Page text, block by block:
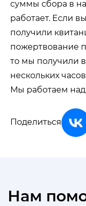
суммы сбора в
работает. Если
получили
пожертвование
то мы получили
нескольких
Мы работаем
Поделиться
Нам